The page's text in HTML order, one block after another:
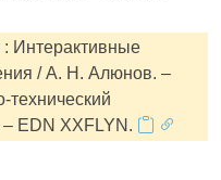
Интерактивные
/ А. Н. Алюнов. –
технический
EDN XXFLYN.